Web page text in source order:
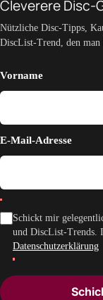
Cleverere Disc-
Nützliche Disc-Tipps,
DiscList-Trend, den man
Vorname
E-Mail-Adresse
Schickt mir
und DiscList-Trends.
Datenschutzerklärung